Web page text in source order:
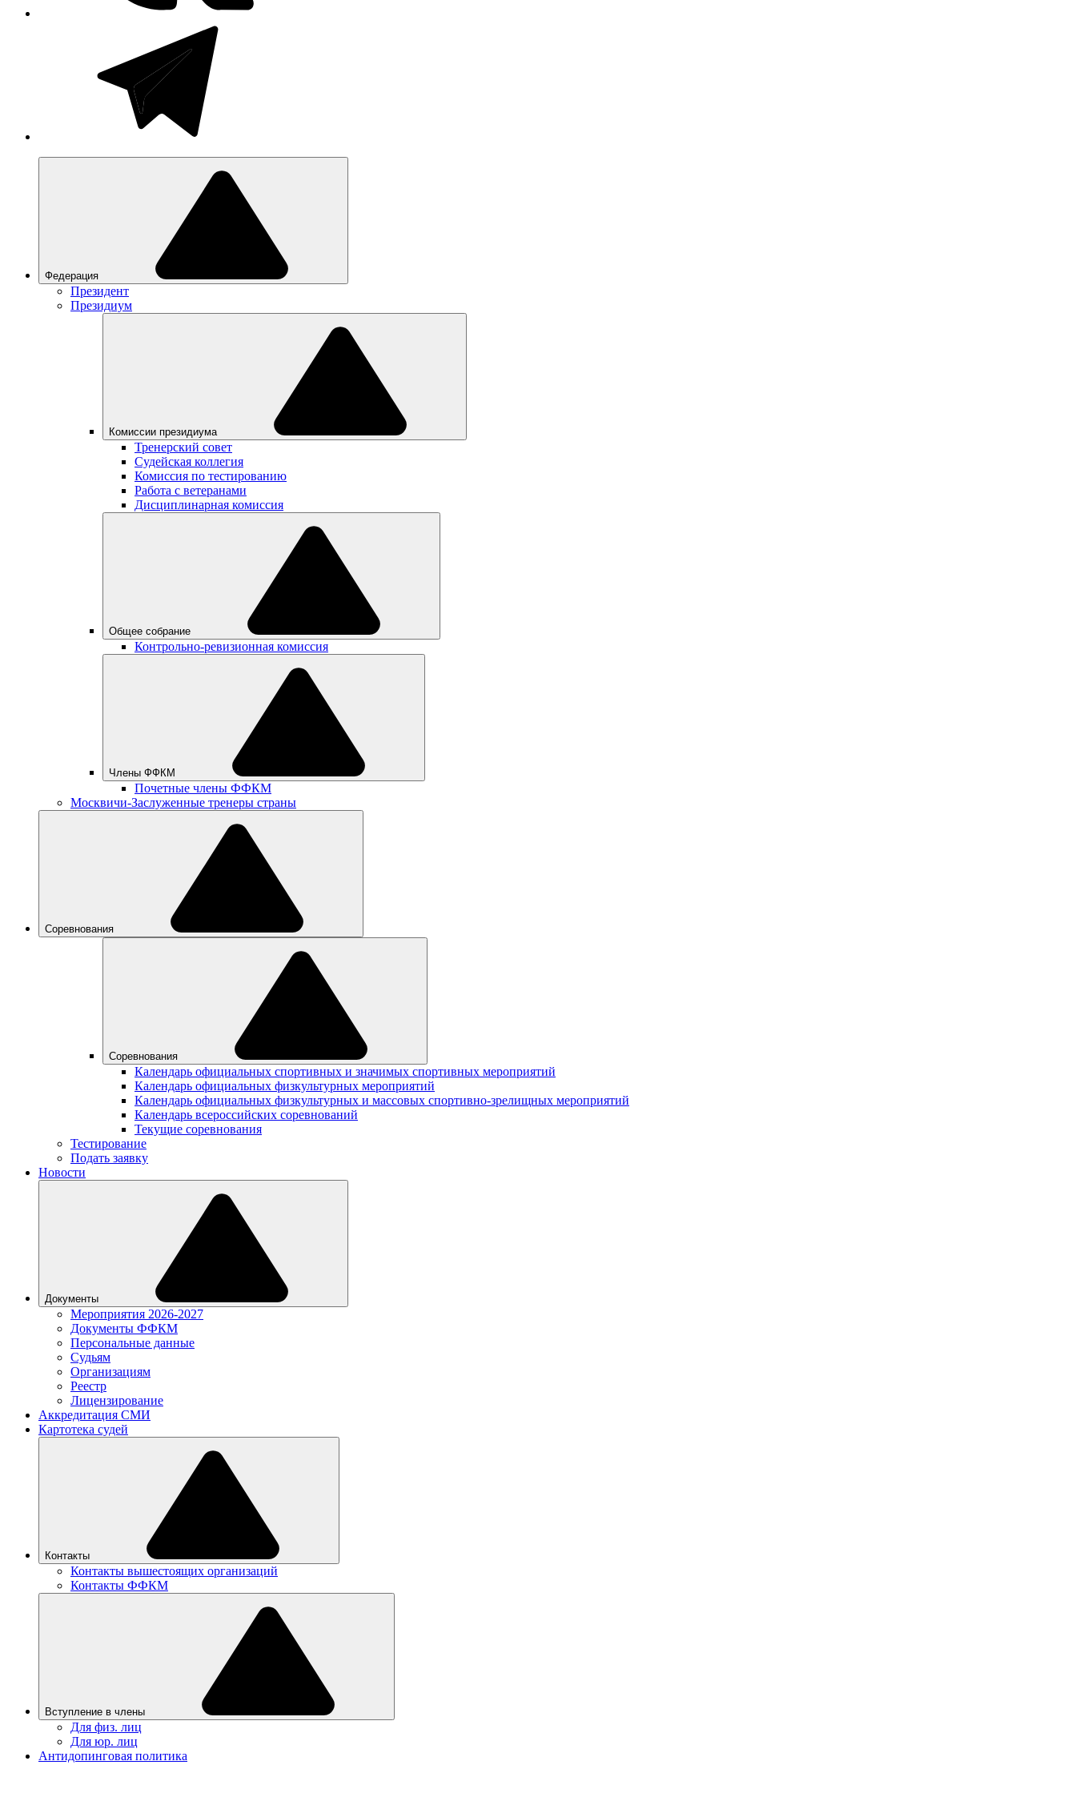
Федерация
Президент
Президиум
Комиссии президиума
Тренерский совет
Судейская коллегия
Комиссия по тестированию
Работа с ветеранами
Дисциплинарная комиссия
Общее собрание
Контрольно-ревизионная комиссия
Члены ФФКМ
Почетные члены ФФКМ
Москвичи-Заслуженные тренеры страны
Соревнования
Соревнования
Календарь официальных спортивных и значимых спортивных мероприятий
Календарь официальных физкультурных мероприятий
Календарь официальных физкультурных и массовых спортивно-зрелищных мероприятий
Календарь всероссийских соревнований
Текущие соревнования
Тестирование
Подать заявку
Новости
Документы
Мероприятия 2026-2027
Документы ФФКМ
Персональные данные
Судьям
Организациям
Реестр
Лицензирование
Аккредитация СМИ
Картотека судей
Контакты
Контакты вышестоящих организаций
Контакты ФФКМ
Вступление в члены
Для физ. лиц
Для юр. лиц
Антидопинговая политика